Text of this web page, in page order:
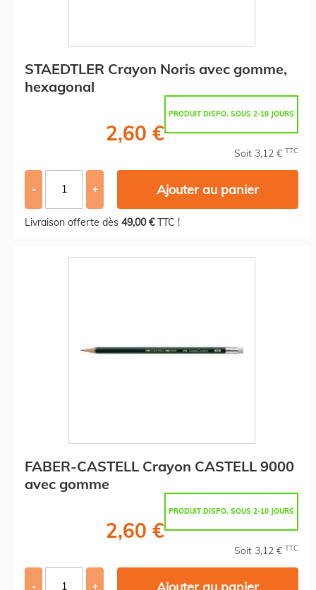
STAEDTLER Crayon Noris avec gomme,
hexagonal
PRODUIT DISPO. SOUS 2-10 JOURS
2,60 €
Soit 3,12 € TTC
- + Ajouter au panier
Livraison offerte dès 49,00 €TTC !
FABER-CASTELL Crayon CASTELL 9000
avec gomme
PRODUIT DISPO. SOUS 2-10 JOURS
2,60 €
Soit 3,12 € TTC
- + Ajouter au panier